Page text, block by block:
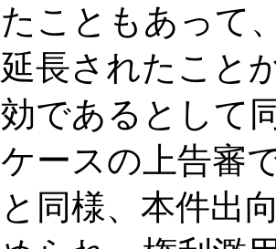
たこともあって
延長されたこと
効であるとして
ケースの上告審
と同様、本件出